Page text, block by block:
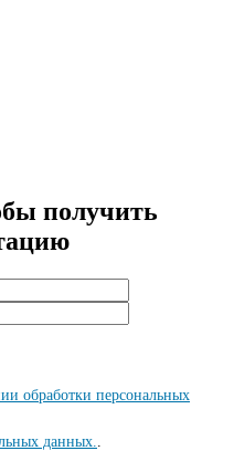
получить
обработки персональных
данных.